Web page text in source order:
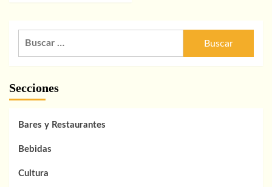
Secciones
Bares y Restaurantes
Bebidas
Cultura